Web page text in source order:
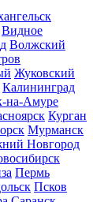
Видное
Волжский
Жуковский
Калининград
на-Амуре
Курган
Мурманск
Новгород
Пермь
Псков